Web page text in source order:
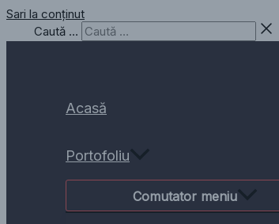
Sari la conținut
Caută …
Acasă
Portofoliu
Comutator meniu